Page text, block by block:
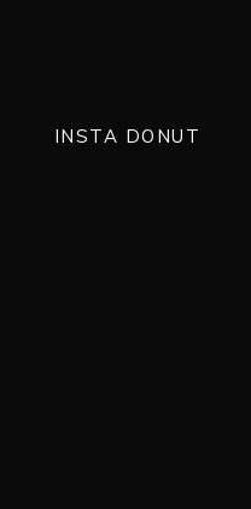
INSTA DONUT